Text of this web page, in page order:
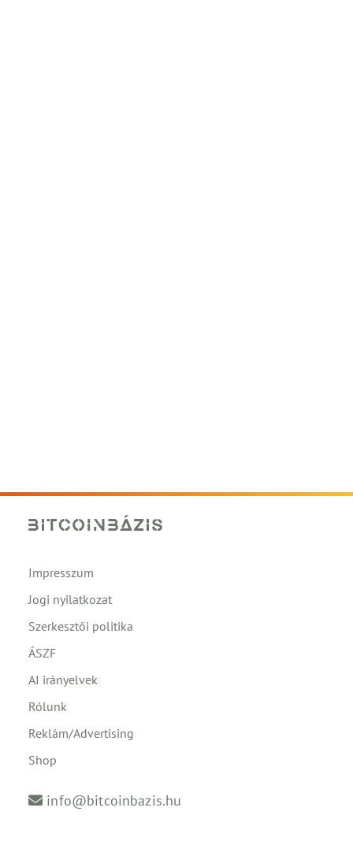
Impresszum
Jogi nyilatkozat
Szerkesztői politika
ÁSZF
AI irányelvek
Rólunk
Reklám/Advertising
Shop
info@bitcoinbazis.hu